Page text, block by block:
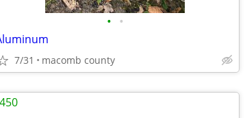
• •
7/31 macomb county